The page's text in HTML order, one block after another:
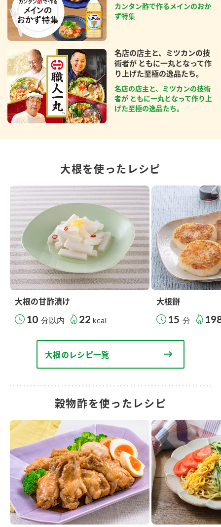
カンタン酢で作るメインのおか
ず特集
名店の店主と、ミツカンの技
術者が ともに一丸となって作
り上げた至極の逸品たち。
名店の店主と、ミツカンの技術
者が ともに一丸となって作り上
げた至極の逸品たち。
大根を使ったレシピ
大根の甘酢漬け
10 分以内 22 kcal
大根餅
15 分
大根のレシピ一覧
穀物酢を使ったレシピ